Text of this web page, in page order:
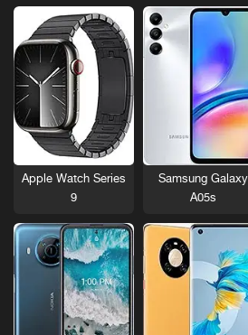
Samsung Galaxy
A05s
Apple Watch Series
9